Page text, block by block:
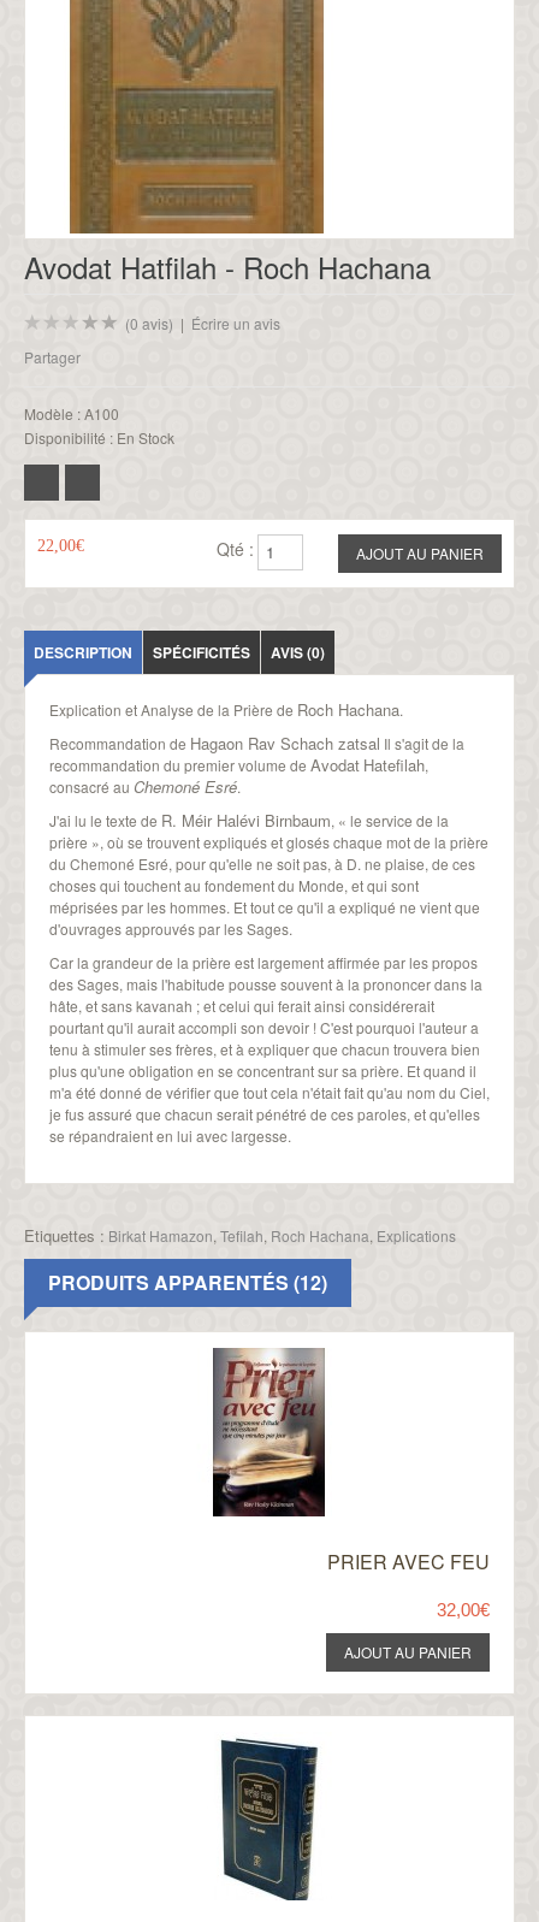
Avodat Hatfilah - Roch Hachana
(0 avis) | Écrire un avis
Partager
Modèle :A100
Disponibilité : En Stock
22,00€ Qté :
DESCRIPTION SPÉCIFICITÉS AVIS (0)
Explication et Analyse de la Prière de Roch Hachana.
Recommandation de Hagaon Rav Schach zatsal Il s'agit de la
recommandation du premier volume de Avodat Hatefilah,
consacré au Chemoné Esré.
J'ai lu le texte de R. Méir Halévi Birnbaum, « le service de la
prière », où se trouvent expliqués et glosés chaque mot de la prière
du Chemoné Esré, pour qu'elle ne soit pas, à D. ne plaise, de ces
choses qui touchent au fondement du Monde, et qui sont
méprisées par les hommes. Et tout ce qu'il a expliqué ne vient que
d'ouvrages approuvés par les Sages.
Car la grandeur de la prière est largement affirmée par les propos
des Sages, mais l'habitude pousse souvent à la prononcer dans la
hâte, et sans kavanah ; et celui qui ferait ainsi considérerait
pourtant qu'il aurait accompli son devoir ! C'est pourquoi l'auteur a
tenu à stimuler ses frères, et à expliquer que chacun trouvera bien
plus qu'une obligation en se concentrant sur sa prière. Et quand il
m'a été donné de vérifier que tout cela n'était fait qu'au nom du Ciel,
je fus assuré que chacun serait pénétré de ces paroles, et qu'elles
se répandraient en lui avec largesse.
Etiquettes : Birkat Hamazon, Tefilah, Roch Hachana Explications
PRODUITS APPARENTÉS (12)
PRIER AVEC FEU
32,00€